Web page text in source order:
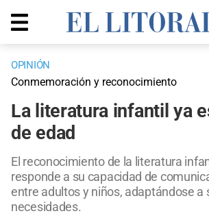
OPINIÓN
Conmemoración y reconocimiento
La literatura infantil ya
de edad
El reconocimiento de la literatura
responde a su capacidad de
entre adultos y niños, adaptándose a
necesidades.